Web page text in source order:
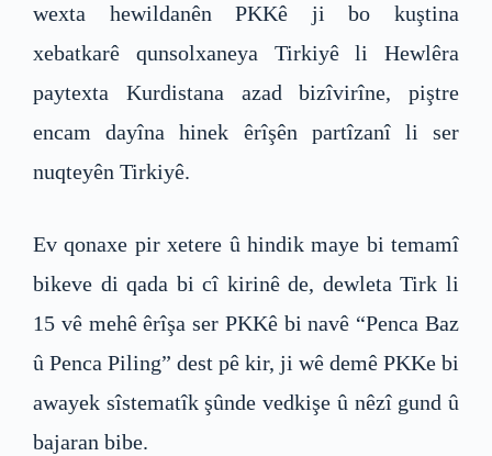
wexta hewildanên PKKê ji bo kuştina
xebatkarê qunsolxaneya Tirkiyê li Hewlêra
paytexta Kurdistana azad bizîvirîne, piştre
encam dayîna hinek êrîşên partîzanî li ser
nuqteyên Tirkiyê.
Ev qonaxe pir xetere û hindik maye bi temamî
bikeve di qada bi cî kirinê de, dewleta Tirk li
15 vê mehê êrîşa ser PKKê bi navê “Penca Baz
û Penca Piling” dest pê kir, ji wê demê PKKe bi
awayek sîstematîk şûnde vedkişe û nêzî gund û
bajaran bibe.